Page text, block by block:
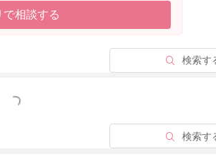
2025/
で相談する
検索す
と見る
検索す